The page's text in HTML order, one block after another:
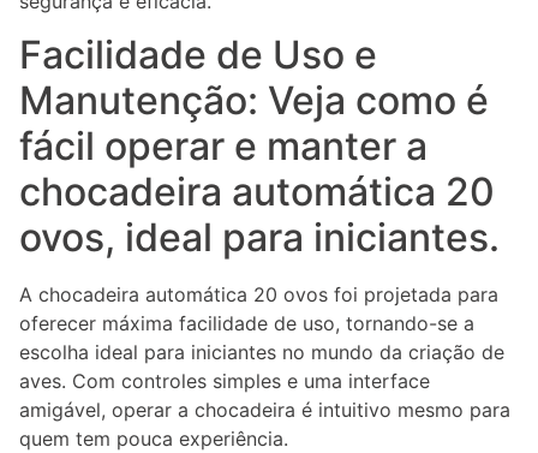
Facilidade de Uso e
Manutenção: Veja como é
fácil operar e manter a
chocadeira automática 20
ovos, ideal para iniciantes.
A chocadeira automática 20 ovos foi projetada para
oferecer máxima facilidade de uso, tornando-se a
escolha ideal para iniciantes no mundo da criação de
aves. Com controles simples e uma interface
amigável, operar a chocadeira é intuitivo mesmo para
quem tem pouca experiência.